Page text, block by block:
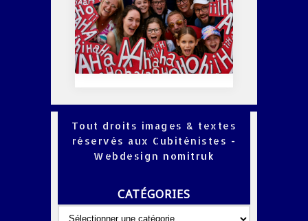
Tout droits images & textes
réservés aux Cubiténistes -
Webdesign nomitruk
CATÉGORIES
Catégories